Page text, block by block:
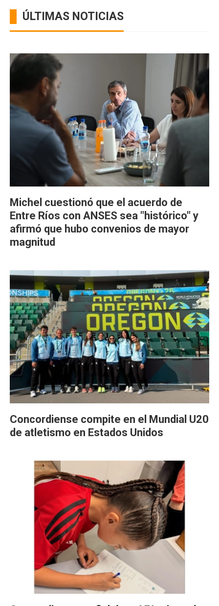
ÚLTIMAS NOTICIAS
Michel cuestionó que el acuerdo de
Entre Ríos con ANSES sea "histórico" y
afirmó que hubo convenios de mayor
magnitud
Concordiense compite en el Mundial U20
de atletismo en Estados Unidos